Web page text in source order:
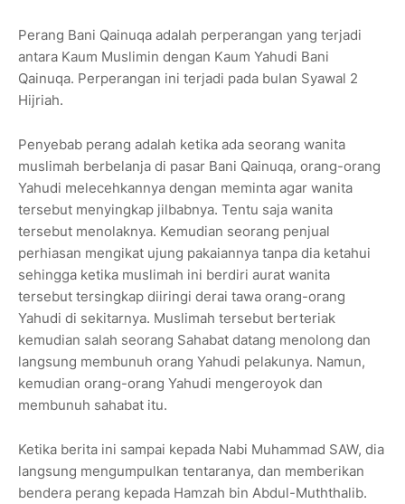
Perang Bani Qainuqa adalah perperangan yang terjadi
antara Kaum Muslimin dengan Kaum Yahudi Bani
Qainuqa. Perperangan ini terjadi pada bulan Syawal 2
Hijriah.
Penyebab perang adalah ketika ada seorang wanita
muslimah berbelanja di pasar Bani Qainuqa, orang-orang
Yahudi melecehkannya dengan meminta agar wanita
tersebut menyingkap jilbabnya. Tentu saja wanita
tersebut menolaknya. Kemudian seorang penjual
perhiasan mengikat ujung pakaiannya tanpa dia ketahui
sehingga ketika muslimah ini berdiri aurat wanita
tersebut tersingkap diiringi derai tawa orang-orang
Yahudi di sekitarnya. Muslimah tersebut berteriak
kemudian salah seorang Sahabat datang menolong dan
langsung membunuh orang Yahudi pelakunya. Namun,
kemudian orang-orang Yahudi mengeroyok dan
membunuh sahabat itu.
Ketika berita ini sampai kepada Nabi Muhammad SAW, dia
langsung mengumpulkan tentaranya, dan memberikan
bendera perang kepada Hamzah bin Abdul-Muththalib.